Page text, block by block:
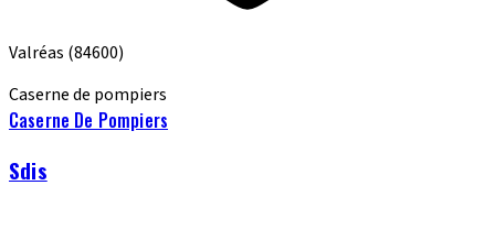
Valréas (84600)
Caserne de pompiers
Caserne De Pompiers
Sdis